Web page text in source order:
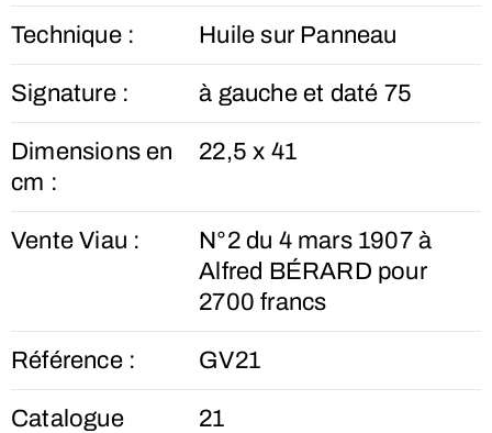
Technique : Huile sur Panneau
Signature : à gauche et daté 75
Dimensions en
cm :
22,5 x 41
Vente Viau :
N°2 du 4 mars 1907 à
Alfred BÉRARD pour
2700 francs
Référence : GV21
Catalogue
21